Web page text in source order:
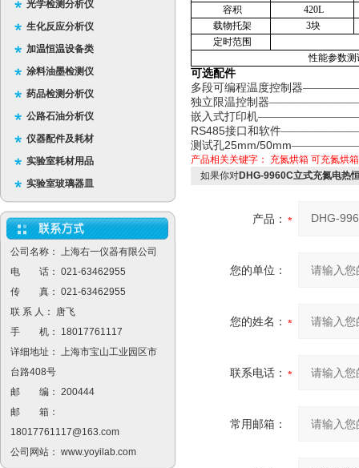
光学检测分析仪
生化反应分析仪
加温恒温设备类
涂料油墨检测仪
药品检测分析仪
公路石油分析仪
仪器配件及耗材
实验室耗材用品
实验室玻璃器皿
公司名称： 上海右一仪器有限公司
电 话： 021-63462955
传 真： 021-63462955
联 系 人： 唐飞
手 机： 18017761117
详细地址： 上海市宝山工业园区市
台路408号
邮 编： 200444
邮 箱：
18017761117@163.com
公司网站： www.yoyilab.com
容积
420L
载物托架
3块
定时范围
性能参数测
可选配件
多段可编程温度控制器
独立限温控制器
嵌入式打印机
RS485接口和软件
测试孔25mm/50mm
产品相关关键字： 充氮烘箱 可充氮烘箱
如果你对DHG-9960C立式充氮电热
产品：
您的单位：
您的姓名：
联系电话：
常用邮箱：